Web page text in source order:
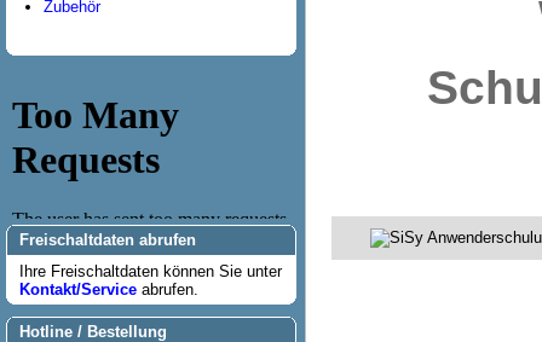
Zubehör
Freischaltdaten abrufen
Ihre Freischaltdaten können Sie unter
Kontakt/Service abrufen.
Hotline / Bestellung